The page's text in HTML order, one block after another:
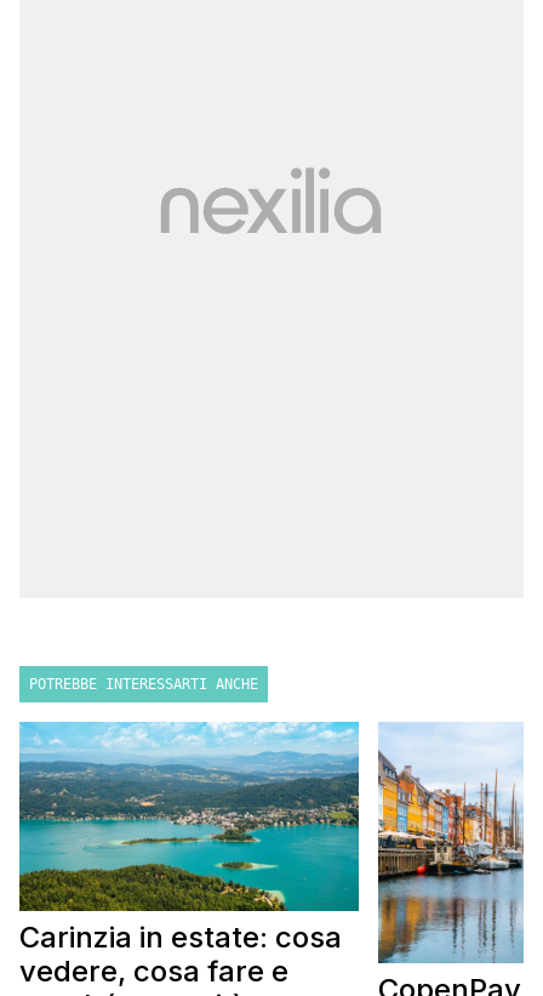
POTREBBE INTERESSARTI ANCHE
Carinzia in estate: cosa
vedere, cosa fare e